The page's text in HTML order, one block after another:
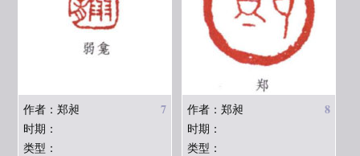
7
作者：郑昶
时期：
类型：
8
作者：郑昶
时期：
类型：